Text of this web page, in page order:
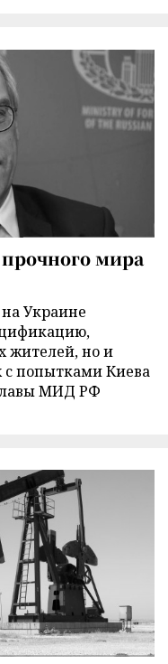
мира
Украине
жителей, но и
с попытками Киева
МИД РФ